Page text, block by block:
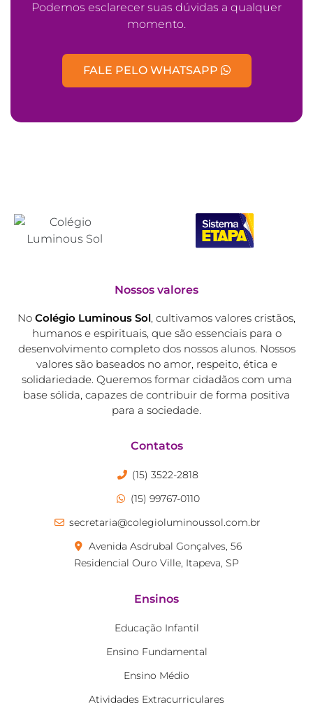
Podemos esclarecer suas dúvidas a qualquer
momento.
FALE PELO WHATSAPP
Nossos valores
No Colégio Luminous Sol, cultivamos valores cristãos,
humanos e espirituais, que são essenciais para o
desenvolvimento completo dos nossos alunos. Nossos
valores são baseados no amor, respeito, ética e
solidariedade. Queremos formar cidadãos com uma
base sólida, capazes de contribuir de forma positiva
para a sociedade.
Contatos
(15) 3522-2818
(15) 99767-0110
secretaria@colegioluminoussol.com.br
Avenida Asdrubal Gonçalves, 56
Residencial Ouro Ville, Itapeva, SP
Ensinos
Educação Infantil
Ensino Fundamental
Ensino Médio
Atividades Extracurriculares